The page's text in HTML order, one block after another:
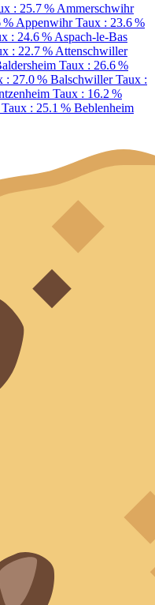
: 25.7 % Ammerschwihr
% AppenwihrTaux : 23.6 %
: 24.6 % Aspach-le-Bas
: 22.7 % Attenschwiller
Taux : 26.6 %
: 27.0 % BalschwillerTaux :
Taux : 16.2 %
Taux : 25.1 % Beblenheim